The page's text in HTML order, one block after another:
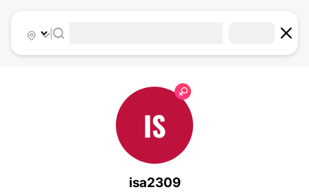
|
IS
isa2309